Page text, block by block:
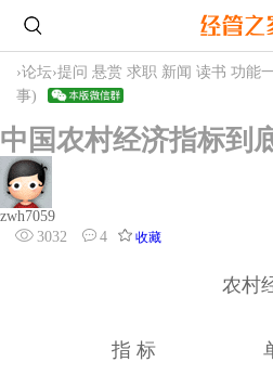
›论坛›提问 悬赏 求职 新闻 读书 功能
事)
中国农村经济指标到
zwh7059
3032
4 收藏
农村
指 标